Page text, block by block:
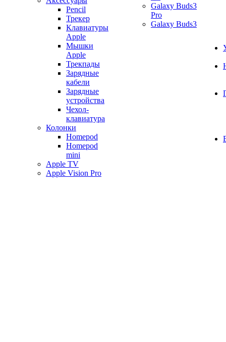
Pencil
Трекер
Клавиатуры
Apple
Мышки
Apple
Трекпады
Зарядные
кабели
Зарядные
устройства
Чехол-
клавиатура
Колонки
Homepod
Homepod
mini
Apple TV
Apple Vision Pro
Galaxy Buds3
Pro
Galaxy Buds3